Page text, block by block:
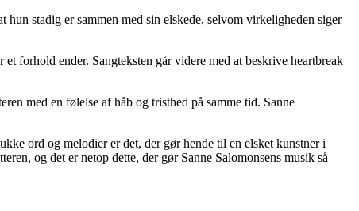
stadig er sammen med sin elskede, selvom virkeligheden siger
forhold ender. Sangteksten går videre med at beskrive heartbreak
med en følelse af håb og tristhed på samme tid. Sanne
ord og melodier er det, der gør hende til en elsket kunstner i
og det er netop dette, der gør Sanne Salomonsens musik så